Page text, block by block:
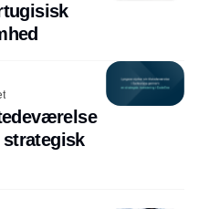
strategisk